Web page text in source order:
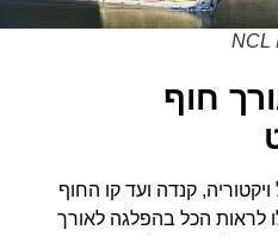
חוף
קנדה ועד קו החוף
הכל בהפלגה לאורך